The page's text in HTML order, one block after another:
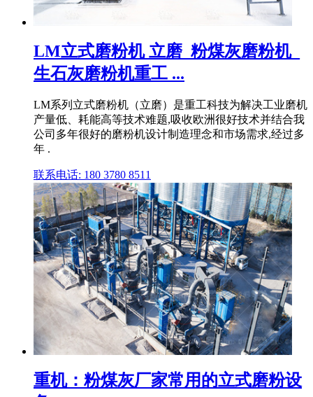
LM立式磨粉机 立磨_粉煤灰磨粉机_
生石灰磨粉机重工 ...
LM系列立式磨粉机（立磨）是重工科技为解决工业磨机
产量低、耗能高等技术难题,吸收欧洲很好技术并结合我
公司多年很好的磨粉机设计制造理念和市场需求,经过多
年 .
联系电话: 180 3780 8511
重机：粉煤灰厂家常用的立式磨粉设